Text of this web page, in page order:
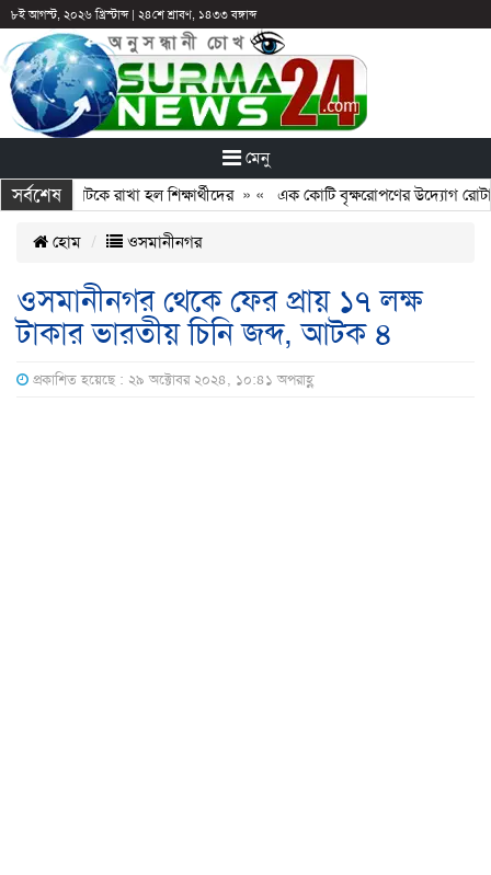
৮ই আগস্ট, ২০২৬ খ্রিস্টাব্দ| ২৪শে শ্রাবণ, ১৪৩৩ বঙ্গাব্দ
মেনু
সর্বশেষ
পরও আটকে রাখা হল শিক্ষার্থীদের» « এক কোটি বৃক্ষরোপণের উদ্যোগ রোটারি
হোম ওসমানীনগর
ওসমানীনগর থেকে ফের প্রায় ১৭ লক্ষ
টাকার ভারতীয় চিনি জব্দ, আটক ৪
প্রকাশিত হয়েছে : ২৯ অক্টোবর ২০২৪, ১০:৪১ অপরাহ্ণ